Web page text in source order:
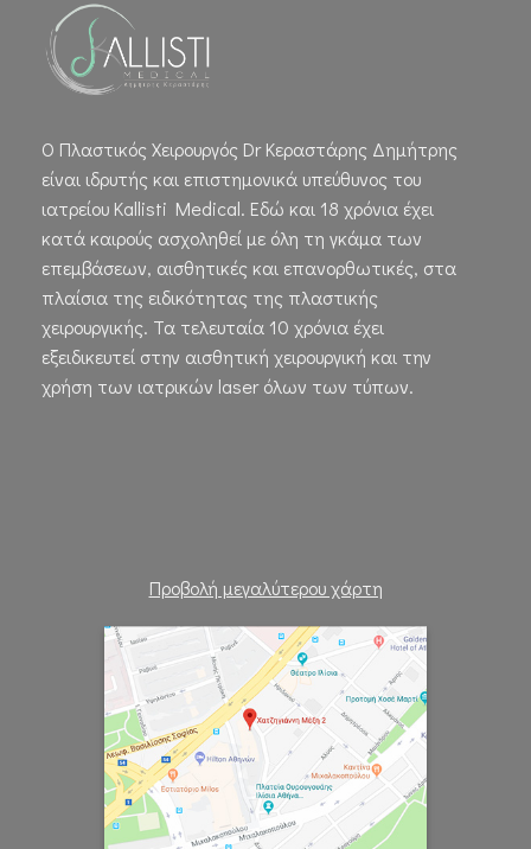
Ο Πλαστικός Χειρουργός Dr Κεραστάρης Δημήτρης
είναι ιδρυτής και επιστημονικά υπεύθυνος του
ιατρείου Kallisti Medical. Εδώ και 18 χρόνια έχει
κατά καιρούς ασχοληθεί με όλη τη γκάμα των
επεμβάσεων, αισθητικές και επανορθωτικές, στα
πλαίσια της ειδικότητας της πλαστικής
χειρουργικής. Τα τελευταία 10 χρόνια έχει
εξειδικευτεί στην αισθητική χειρουργική και την
χρήση των ιατρικών laser όλων των τύπων.
Προβολή μεγαλύτερου χάρτη